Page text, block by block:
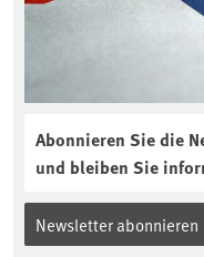
Abonnieren Sie die
und bleiben Sie
Newsletter abonnieren